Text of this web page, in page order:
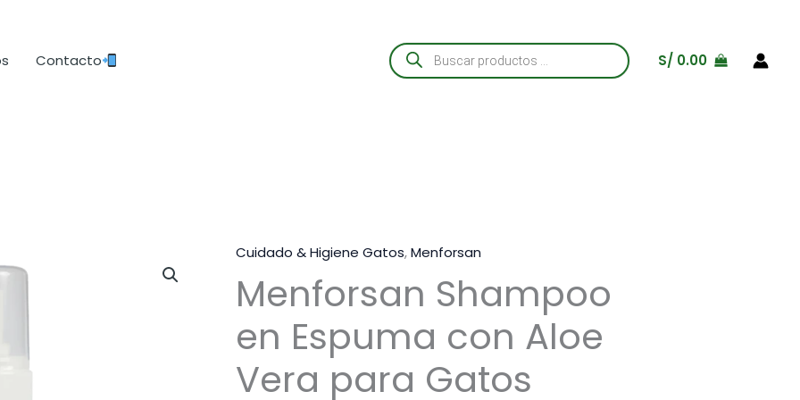
Contacto
Búsqueda
de
productos
S/ 0.00
Cuidado & Higiene Gatos,Menforsan
Menforsan Shampoo
en Espuma con Aloe
Vera para Gatos